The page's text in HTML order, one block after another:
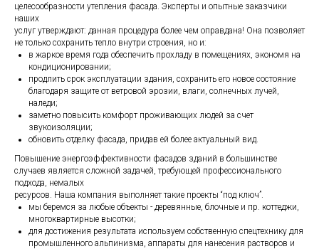
целесообразности утепления фасада. Эксперты и опытные заказчики
наших
услуг утверждают: данная процедура более чем оправдана! Она позволяет
не только сохранить тепло внутри строения, но и:
в жаркое время года обеспечить прохладу в помещениях, экономя на
кондиционировании;
продлить срок эксплуатации здания, сохранить его новое состояние
благодаря защите от ветровой эрозии, влаги, солнечных лучей,
наледи;
заметно повысить комфорт проживающих людей за счет
звукоизоляции;
обновить отделку фасада, придав ей более актуальный вид.
Повышение энергоэффективности фасадов зданий в большинстве
случаев является сложной задачей, требующей профессионального
подхода, немалых
ресурсов. Наша компания выполняет такие проекты “под ключ”.
мы беремся за любые объекты - деревянные, блочные и пр. коттеджи,
многоквартирные высотки;
для достижения результата используем собственную спецтехнику для
промышленного альпинизма, аппараты для нанесения растворов и